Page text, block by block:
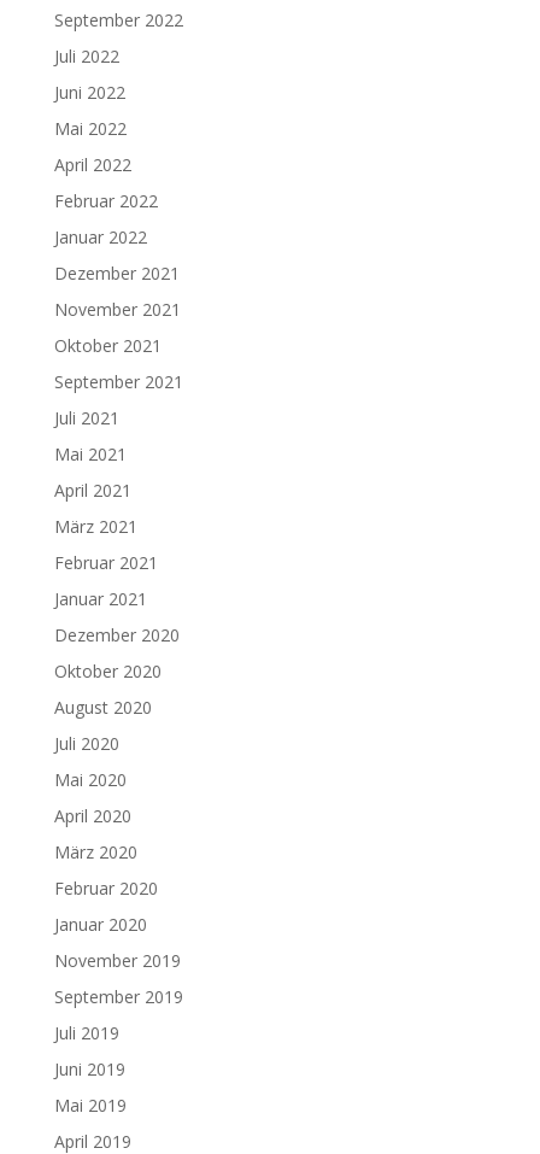
September 2022
Juli 2022
Juni 2022
Mai 2022
April 2022
Februar 2022
Januar 2022
Dezember 2021
November 2021
Oktober 2021
September 2021
Juli 2021
Mai 2021
April 2021
März 2021
Februar 2021
Januar 2021
Dezember 2020
Oktober 2020
August 2020
Juli 2020
Mai 2020
April 2020
März 2020
Februar 2020
Januar 2020
November 2019
September 2019
Juli 2019
Juni 2019
Mai 2019
April 2019